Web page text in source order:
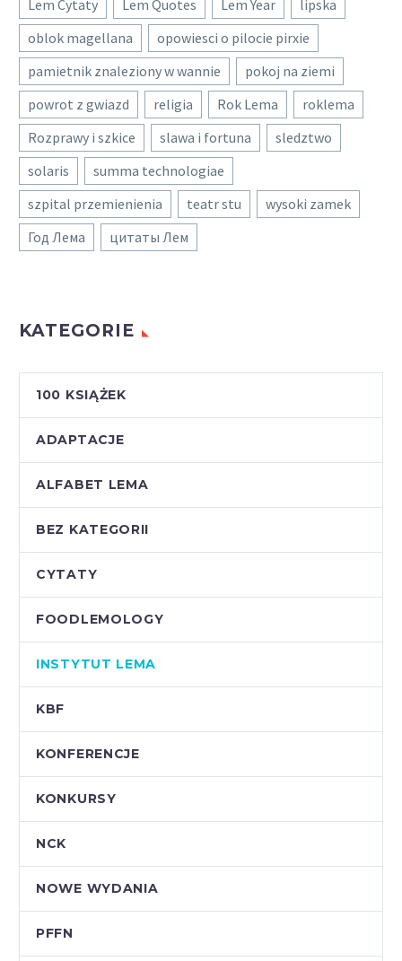
Lem Cytaty Lem Quotes Lem Year
lipska
oblok magellana
opowiesci o pilocie pirxie
pamietnik znaleziony w wannie
pokoj na ziemi
powrot z gwiazd
religia Rok Lema
roklema
Rozprawy i szkice
slawa i fortuna
sledztwo
solaris
summa technologiae
szpital przemienienia
teatr stu
wysoki zamek
Год Лема
цитаты Лем
KATEGORIE
100 KSIĄŻEK
ADAPTACJE
ALFABET LEMA
BEZ KATEGORII
CYTATY
FOODLEMOLOGY
INSTYTUT LEMA
KBF
KONFERENCJE
KONKURSY
NCK
NOWE WYDANIA
PFFN